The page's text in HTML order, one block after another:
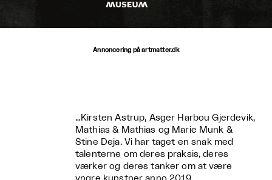
Annoncering på artmatter.dk
…Kirsten Astrup, Asger Harbou Gjerdevik,
Mathias & Mathias og Marie Munk &
Stine Deja. Vi har taget en snak med
talenterne om deres praksis, deres
værker og deres tanker om at være